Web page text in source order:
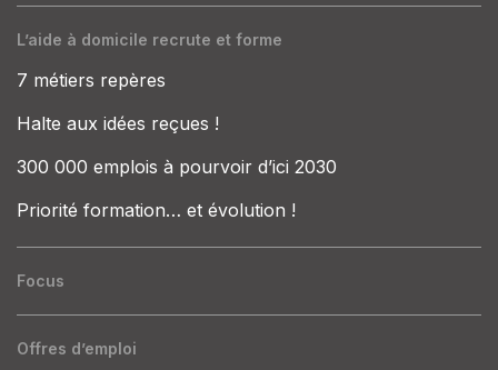
L’aide à domicile recrute et forme
7 métiers repères
Halte aux idées reçues !
300 000 emplois à pourvoir d’ici 2030
Priorité formation… et évolution !
Focus
Offres d’emploi